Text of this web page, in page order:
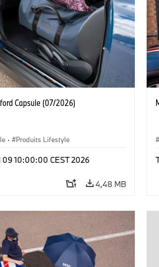
Capsule (07/2026)
· Produits Lifestyle
09 10:00:00 CEST 2026
4,48 MB